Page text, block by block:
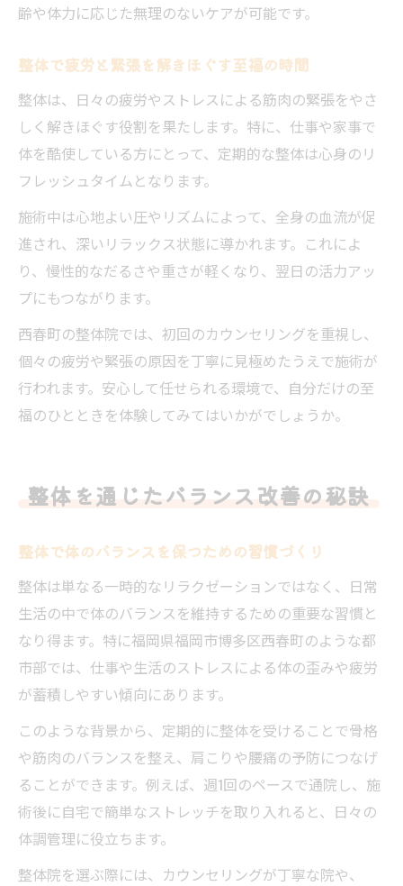
齢や体力に応じた無理のないケアが可能です。
整体で疲労と緊張を解きほぐす至福の時間
整体は、日々の疲労やストレスによる筋肉の緊張をやさ
しく解きほぐす役割を果たします。特に、仕事や家事で
体を酷使している方にとって、定期的な整体は心身のリ
フレッシュタイムとなります。
施術中は心地よい圧やリズムによって、全身の血流が促
進され、深いリラックス状態に導かれます。これによ
り、慢性的なだるさや重さが軽くなり、翌日の活力アッ
プにもつながります。
西春町の整体院では、初回のカウンセリングを重視し、
個々の疲労や緊張の原因を丁寧に見極めたうえで施術が
行われます。安心して任せられる環境で、自分だけの至
福のひとときを体験してみてはいかがでしょうか。
整体を通じたバランス改善の秘訣
整体で体のバランスを保つための習慣づくり
整体は単なる一時的なリラクゼーションではなく、日常
生活の中で体のバランスを維持するための重要な習慣と
なり得ます。特に福岡県福岡市博多区西春町のような都
市部では、仕事や生活のストレスによる体の歪みや疲労
が蓄積しやすい傾向にあります。
このような背景から、定期的に整体を受けることで骨格
や筋肉のバランスを整え、肩こりや腰痛の予防につなげ
ることができます。例えば、週1回のペースで通院し、施
術後に自宅で簡単なストレッチを取り入れると、日々の
体調管理に役立ちます。
整体院を選ぶ際には、カウンセリングが丁寧な院や、